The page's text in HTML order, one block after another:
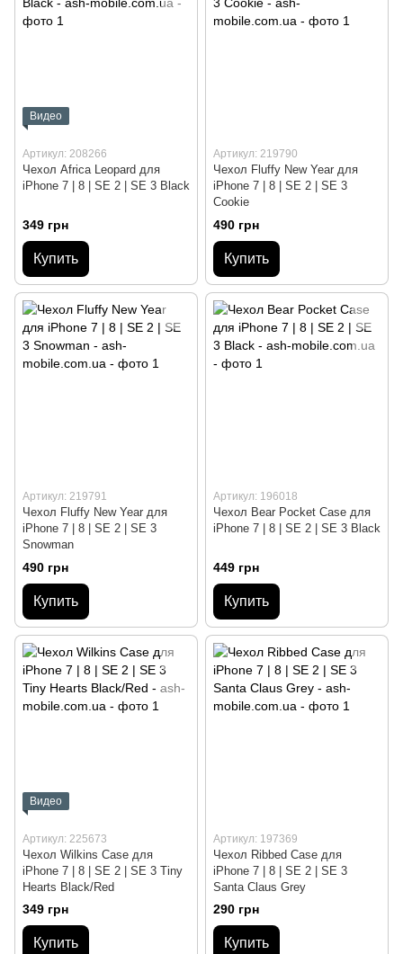
Видео
Артикул: 208266
Чехол Africa Leopard для
iPhone 7 | 8 | SE 2 | SE 3 Black
349 грн
Купить
Артикул: 219790
Чехол Fluffy New Year для
iPhone 7 | 8 | SE 2 | SE 3
Cookie
490 грн
Купить
Артикул: 219791
Чехол Fluffy New Year для
iPhone 7 | 8 | SE 2 | SE 3
Snowman
490 грн
Купить
Артикул: 196018
Чехол Bear Pocket Case для
iPhone 7 | 8 | SE 2 | SE 3 Black
449 грн
Купить
Видео
Артикул: 225673
Чехол Wilkins Case для
iPhone 7 | 8 | SE 2 | SE 3 Tiny
Hearts Black/Red
349 грн
Купить
Артикул: 197369
Чехол Ribbed Case для
iPhone 7 | 8 | SE 2 | SE 3
Santa Claus Grey
290 грн
Купить